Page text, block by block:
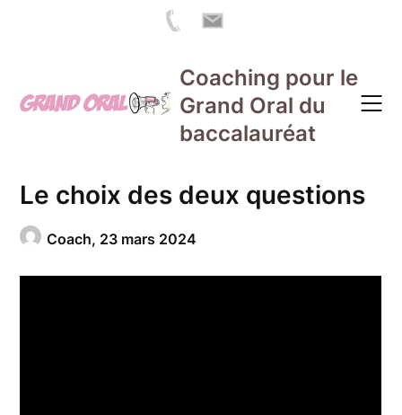
content
Coaching pour le
Grand Oral du
baccalauréat
Le choix des deux questions
Coach, 23 mars 2024